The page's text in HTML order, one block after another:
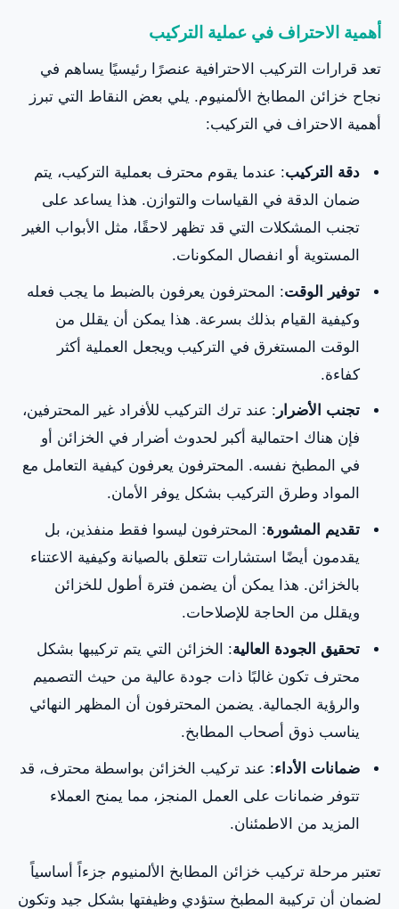
أهمية الاحتراف في عملية التركيب
تعد قرارات التركيب الاحترافية عنصرًا رئيسيًا يساهم في
نجاح خزائن المطابخ الألمنيوم. يلي بعض النقاط التي تبرز
أهمية الاحتراف في التركيب:
دقة التركيب: عندما يقوم محترف بعملية التركيب، يتم
ضمان الدقة في القياسات والتوازن. هذا يساعد على
تجنب المشكلات التي قد تظهر لاحقًا، مثل الأبواب الغير
المستوية أو انفصال المكونات.
توفير الوقت: المحترفون يعرفون بالضبط ما يجب فعله
وكيفية القيام بذلك بسرعة. هذا يمكن أن يقلل من
الوقت المستغرق في التركيب ويجعل العملية أكثر
كفاءة.
تجنب الأضرار : عند ترك التركيب للأفراد غير المحترفين،
فإن هناك احتمالية أكبر لحدوث أضرار في الخزائن أو
في المطبخ نفسه. المحترفون يعرفون كيفية التعامل مع
المواد وطرق التركيب بشكل يوفر الأمان.
تقديم المشورة: المحترفون ليسوا فقط منفذين، بل
يقدمون أيضًا استشارات تتعلق بالصيانة وكيفية الاعتناء
بالخزائن. هذا يمكن أن يضمن فترة أطول للخزائن
ويقلل من الحاجة للإصلاحات.
تحقيق الجودة العالية: الخزائن التي يتم تركيبها بشكل
محترف تكون غالبًا ذات جودة عالية من حيث التصميم
والرؤية الجمالية. يضمن المحترفون أن المظهر النهائي
يناسب ذوق أصحاب المطابخ.
ضمانات الأداء: عند تركيب الخزائن بواسطة محترف، قد
تتوفر ضمانات على العمل المنجز، مما يمنح العملاء
المزيد من الاطمئنان.
تعتبر مرحلة تركيب خزائن المطابخ الألمنيوم جزءاً أساسياً
لضمان أن تركيبة المطبخ ستؤدي وظيفتها بشكل جيد وتكون